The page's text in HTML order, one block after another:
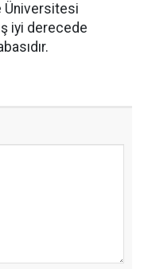
Üniversitesi
iyi derecede